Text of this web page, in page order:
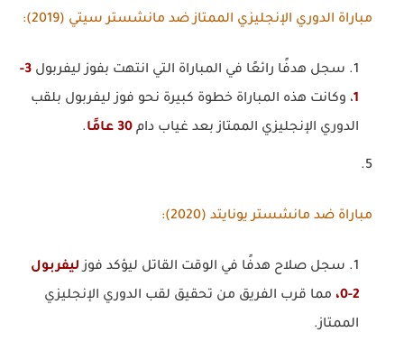
مباراة الدوري الإنجليزي الممتاز ضد مانشستر سيتي (2019) :
سجل هدفًا رائعًا في المباراة التي انتهت بفوز ليفربول
3-
1، وكانت هذه المباراة خطوة كبيرة نحو فوز ليفربول بلقب
الدوري الإنجليزي الممتاز بعد غياب دام
.
مباراة ضد مانشستر يونايتد (2020) :
سجل صلاح هدفًا في الوقت القاتل ليؤكد فوزليفربول
2-0،
مما قرب الفريق من تحقيق لقب الدوري الإنجليزي
الممتاز.